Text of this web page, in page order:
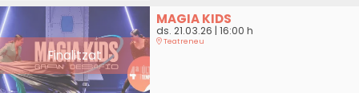
Finalitzat
MAGIA KIDS
ds. 21.03.26 | 16:00 h
Teatreneu